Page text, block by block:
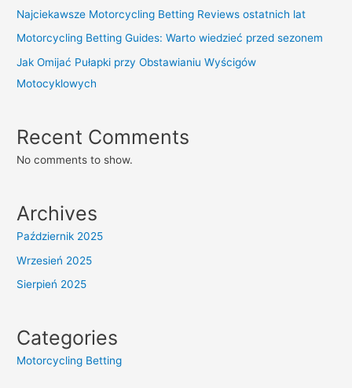
Najciekawsze Motorcycling Betting Reviews ostatnich lat
Motorcycling Betting Guides: Warto wiedzieć przed sezonem
Jak Omijać Pułapki przy Obstawianiu Wyścigów
Motocyklowych
Recent Comments
No comments to show.
Archives
Październik 2025
Wrzesień 2025
Sierpień 2025
Categories
Motorcycling Betting